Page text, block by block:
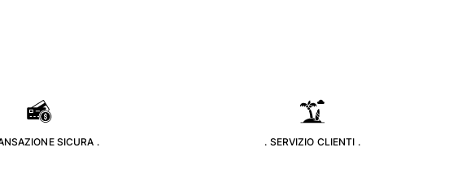
SICURA . . SERVIZIO CLIENTI .